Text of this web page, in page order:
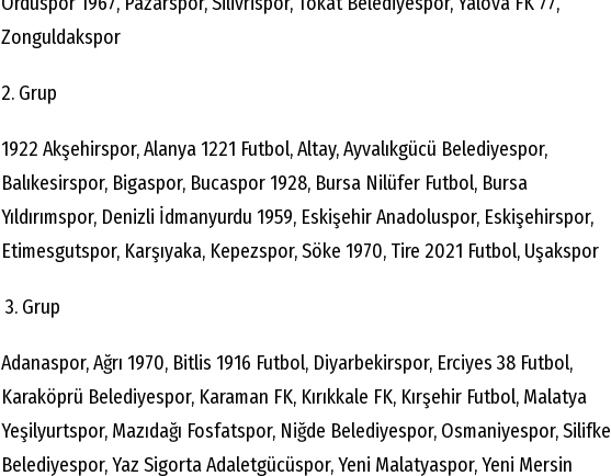
Zonguldakspor
2. Grup
1922 Akşehirspor, Alanya 1221 Futbol, Altay, Ayvalıkgücü Belediyespor,
Balıkesirspor, Bigaspor, Bucaspor 1928, Bursa Nilüfer Futbol, Bursa
Yıldırımspor, Denizli İdmanyurdu 1959, Eskişehir Anadoluspor, Eskişehirspor,
Etimesgutspor, Karşıyaka, Kepezspor, Söke 1970, Tire 2021 Futbol, Uşakspor
3. Grup
Adanaspor, Ağrı 1970, Bitlis 1916 Futbol, Diyarbekirspor, Erciyes 38 Futbol,
Karaköprü Belediyespor, Karaman FK, Kırıkkale FK, Kırşehir Futbol, Malatya
Yeşilyurtspor, Mazıdağı Fosfatspor, Niğde Belediyespor, Osmaniyespor, Silifke
Belediyespor, Yaz Sigorta Adaletgücüspor, Yeni Malatyaspor, Yeni Mersin